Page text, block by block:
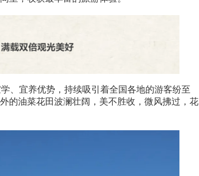
、宜养优势，持续吸引着全国各地的游客纷至
的油菜花田波澜壮阔，美不胜收，微风拂过，花